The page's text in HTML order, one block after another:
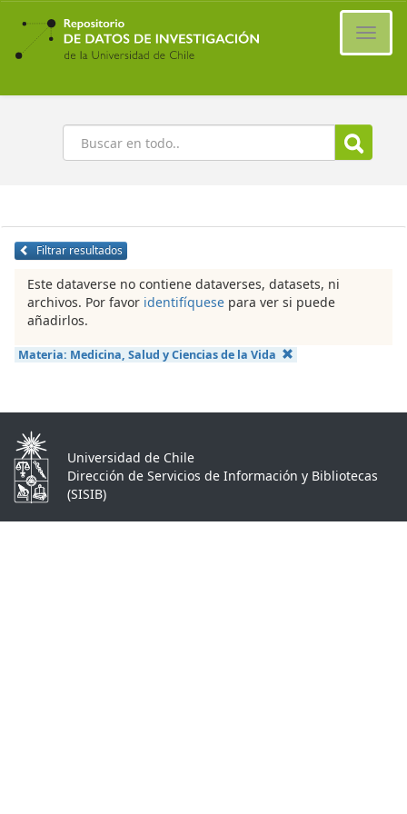
Ir
contenido
principal
Buscar
Filtrar resultados
Este dataverse no contiene dataverses, datasets, ni
archivos. Por favor identifíquese para ver si puede
añadirlos.
Materia: Medicina, Salud y Ciencias de la Vida
Universidad de Chile
Dirección de Servicios de Información y Bibliotecas
(SISIB)